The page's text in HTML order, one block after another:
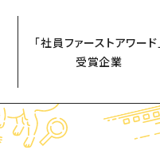
「社員ファーストアワード
受賞企業